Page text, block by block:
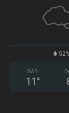
SÁB
11 °